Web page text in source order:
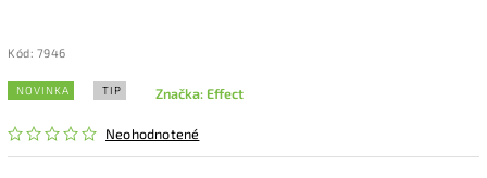
Kód: 7946
NOVINKA TIP
Neohodnotené
Značka: Effect